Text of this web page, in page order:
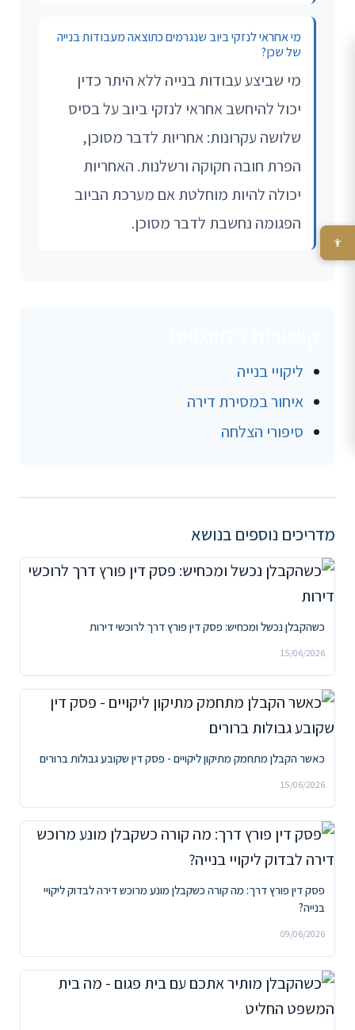
מי אחראי לנזקי ביוב שנגרמים כתוצאה מעבודות בנייה
של שכן?
מי שביצע עבודות בנייה ללא היתר כדין
יכול להיחשב אחראי לנזקי ביוב על בסיס
שלושה עקרונות: אחריות לדבר מסוכן,
הפרת חובה חקוקה ורשלנות. האחריות
יכולה להיות מוחלטת אם מערכת הביוב
הפגומה נחשבת לדבר מסוכן.
ליקויי בנייה
איחור במסירת דירה
סיפורי הצלחה
מדריכים נוספים בנושא
כשהקבלן נכשל ומכחיש: פסק דין פורץ דרך לרוכשי דירות
15/06/2026
כאשר הקבלן מתחמק מתיקון ליקויים - פסק דין שקובע גבולות ברורים
15/06/2026
פסק דין פורץ דרך: מה קורה כשקבלן מונע מרוכש דירה לבדוק ליקויי
בנייה?
09/06/2026